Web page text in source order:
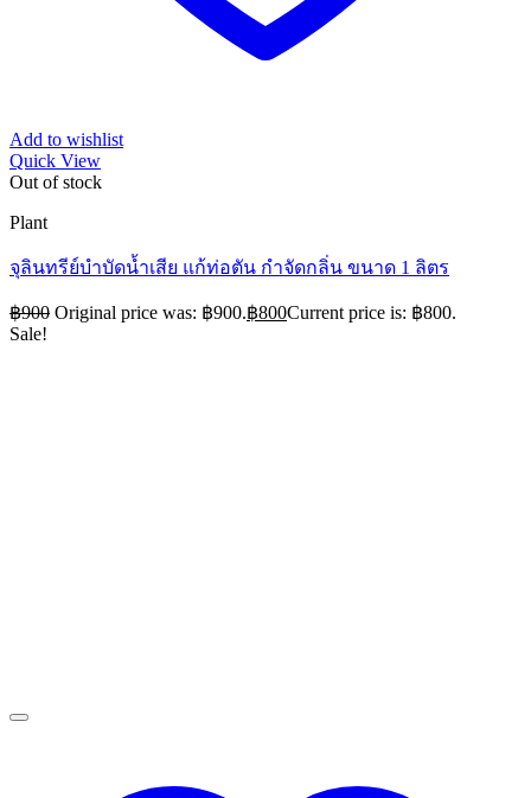
Add to wishlist
Quick View
Out of stock
Plant
จุลินทรีย์บำบัดน้ำเสีย แก้ท่อตัน กำจัดกลิ่น ขนาด 1 ลิตร
฿900 Original price was: ฿900.฿800Current price is: ฿800.
Sale!